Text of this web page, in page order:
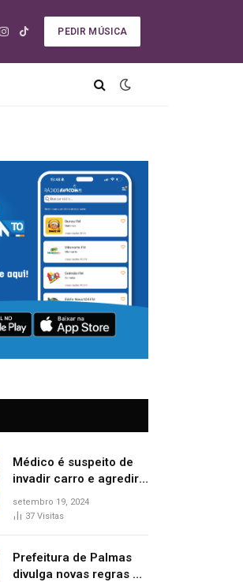
Instagram
TikTok
PEDIR MÚSICA
Médico é suspeito de
invadir carro e agredir
delegado aposentado
durante confusão no
setembro 19, 2024
37 Visitas
Prefeitura de Palmas
divulga novas regras e